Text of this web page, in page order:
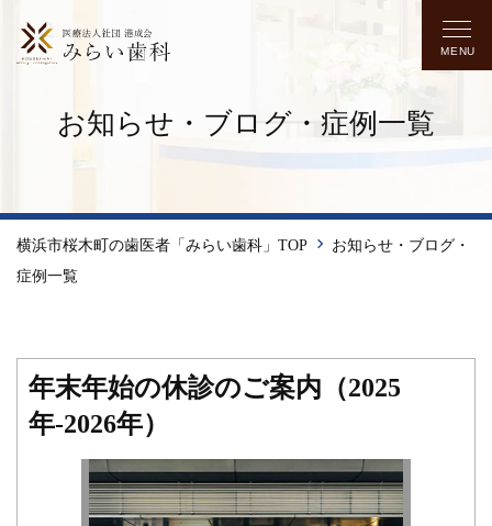
MENU
お知らせ・ブログ・症例一覧
横浜市桜木町の歯医者「みらい歯科」TOP
お知らせ・ブログ・
症例一覧
年末年始の休診のご案内（2025
年-2026年）